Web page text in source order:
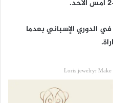
الدوري الإسباني بعدما
Loris jewelry: Make